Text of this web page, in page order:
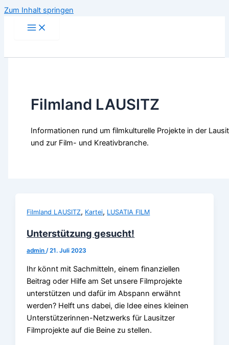
Zum Inhalt springen
Filmland LAUSITZ
Informationen rund um filmkulturelle Projekte in der
und zur Film- und Kreativbranche.
Filmland LAUSITZ, Kartei, LUSATIA FILM
Unterstützung gesucht!
admin/21. Juli 2023
Ihr könnt mit Sachmitteln, einem finanziellen
Beitrag oder Hilfe am Set unsere Filmprojekte
unterstützen und dafür im Abspann erwähnt
werden? Helft uns dabei, die Idee eines kleinen
Unterstützerinnen-Netzwerks für Lausitzer
Filmprojekte auf die Beine zu stellen.